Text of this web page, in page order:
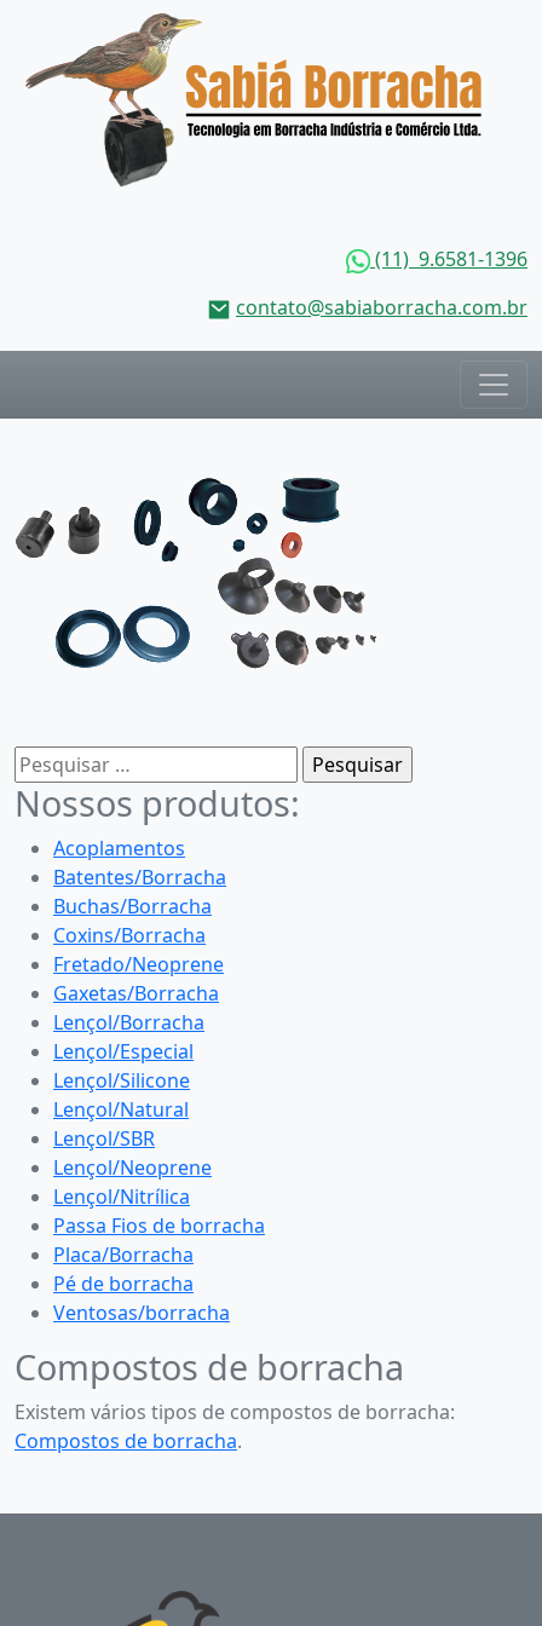
(11) 9.6581-1396
contato@sabiaborracha.com.br
Pesquisar
por:
Nossos produtos:
Acoplamentos
Batentes/Borracha
Buchas/Borracha
Coxins/Borracha
Fretado/Neoprene
Gaxetas/Borracha
Lençol/Borracha
Lençol/Especial
Lençol/Silicone
Lençol/Natural
Lençol/SBR
Lençol/Neoprene
Lençol/Nitrílica
Passa Fios de borracha
Placa/Borracha
Pé de borracha
Ventosas/borracha
Compostos de borracha
Existem vários tipos de compostos de borracha:
Compostos de borracha.